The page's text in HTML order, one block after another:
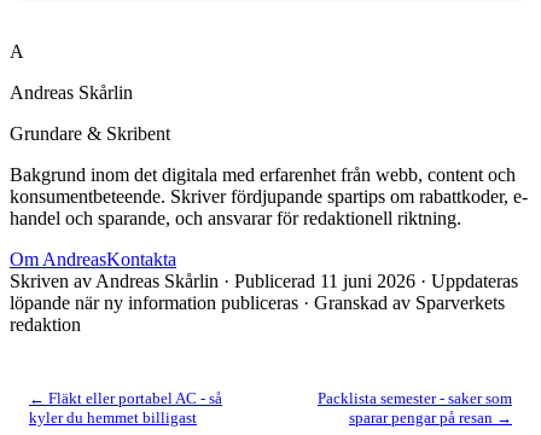
A
Andreas Skårlin
Grundare & Skribent
Bakgrund inom det digitala med erfarenhet från webb, content och
konsumentbeteende. Skriver fördjupande spartips om rabattkoder, e-
handel och sparande, och ansvarar för redaktionell riktning.
Om AndreasKontakta
Skriven av Andreas Skårlin · Publicerad 11 juni 2026 · Uppdateras
löpande när ny information publiceras · Granskad av Sparverkets
redaktion
← Fläkt eller portabel AC - så
kyler du hemmet billigast
Packlista semester - saker som
sparar pengar på resan →